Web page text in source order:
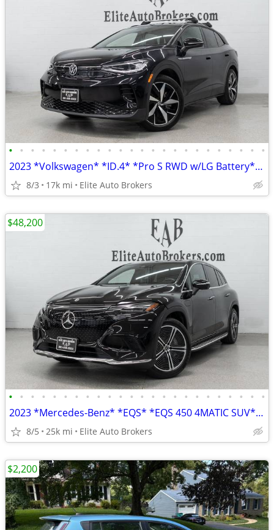
• • • • • • • • • • • • • • • • • • • • • • • •
2023 *Volkswagen* *ID.4* *Pro S RWD w/LG Battery* De
8/3 17k mi Elite Auto Brokers
• • • • • • • • • • • • • • • • • • • • • • • •
2023 *Mercedes-Benz* *EQS* *EQS 450 4MATIC SUV* Obsi
8/5 25k mi Elite Auto Brokers
$48,200
$2,200